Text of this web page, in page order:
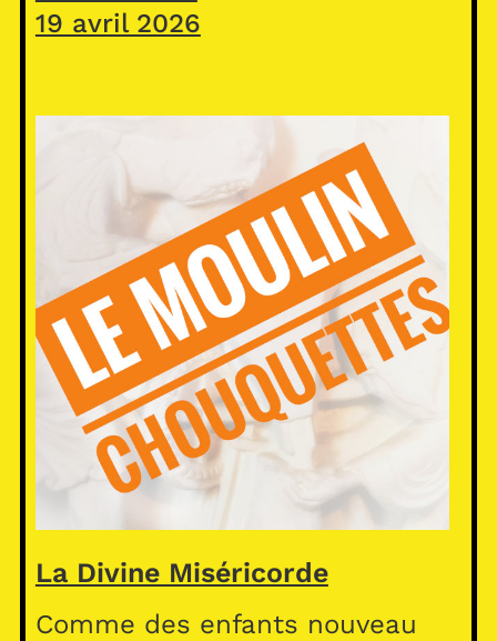
19 avril 2026
La Divine Miséricorde
Comme des enfants nouveau